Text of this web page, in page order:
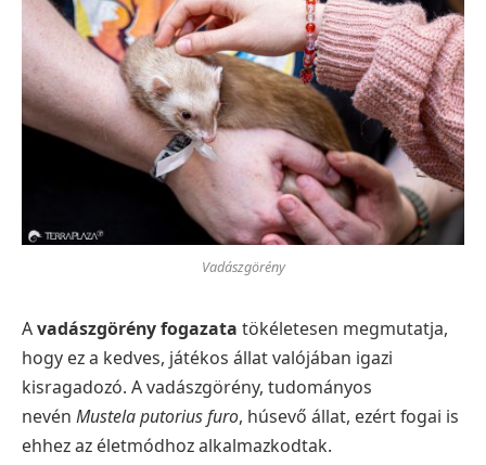
Vadászgörény
Avadászgörény fogazata tökéletesen megmutatja,
hogy ez a kedves, játékos állat valójában igazi
kisragadozó. A vadászgörény, tudományos
nevén Mustela putorius furo, húsevő állat, ezért fogai is
ehhez az életmódhoz alkalmazkodtak.